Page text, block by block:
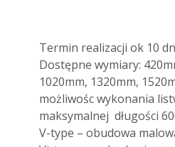
Termin realizacji ok 10
Dostępne wymiary:
1020mm, 1320mm,
możliwośc wykonania
maksymalnej długości
V-type – obudowa